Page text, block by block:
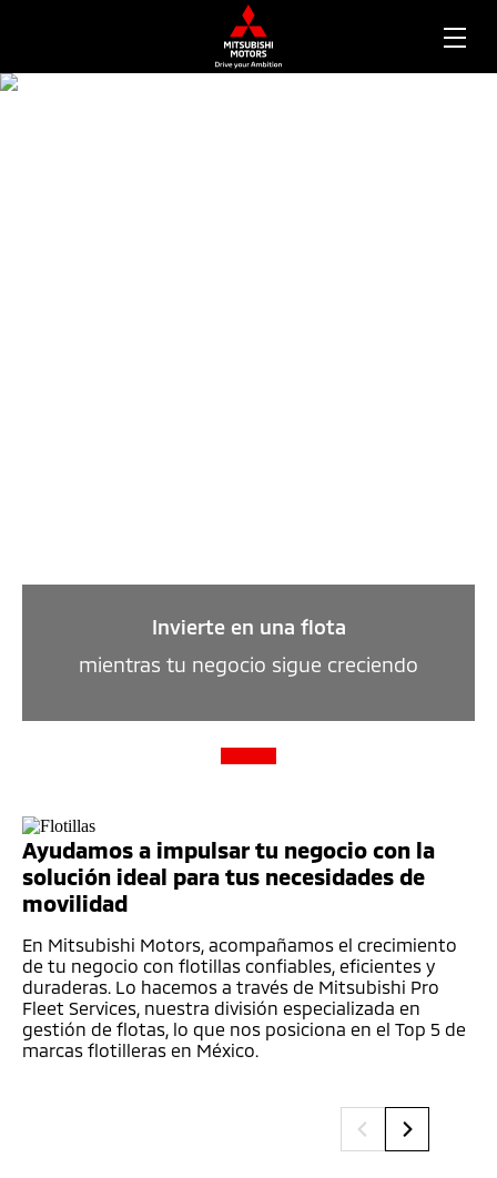
Invierte en una flota
mientras tu negocio sigue creciendo
Ayudamos a impulsar tu negocio con la
solución ideal para tus necesidades de
movilidad
En Mitsubishi Motors, acompañamos el crecimiento
de tu negocio con flotillas confiables, eficientes y
duraderas. Lo hacemos a través de Mitsubishi Pro
Fleet Services, nuestra división especializada en
gestión de flotas, lo que nos posiciona en el Top 5 de
marcas flotilleras en México.